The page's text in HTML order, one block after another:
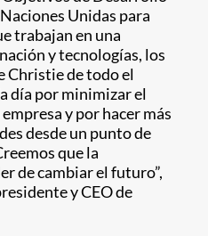
Unidas para
trabajan en una
y tecnologías, los
Christie de todo el
día por minimizar el
y por hacer más
desde un punto de
que la
de cambiar el futuro”,
y CEO de